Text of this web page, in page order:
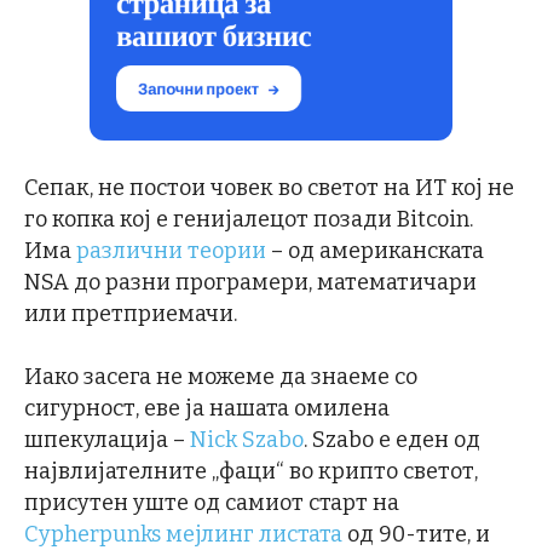
Сепак, не постои човек во светот на ИТ кој не
го копка кој е генијалецот позади Bitcoin.
Имаразлични теории – од американската
NSA до разни програмери, математичари
или претприемачи.
Иако засега не можеме да знаеме со
сигурност, еве ја нашата омилена
шпекулација – Nick Szabo. Szabo е еден од
највлијателните „фаци“ во крипто светот,
присутен уште од самиот старт на
Cypherpunks мејлинг листата од 90-тите, и